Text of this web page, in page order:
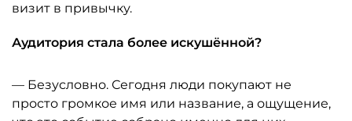
визит в привычку.
Аудитория стала более искушённой?
— Безусловно. Сегодня люди покупают не
просто громкое имя или название, а ощущение,